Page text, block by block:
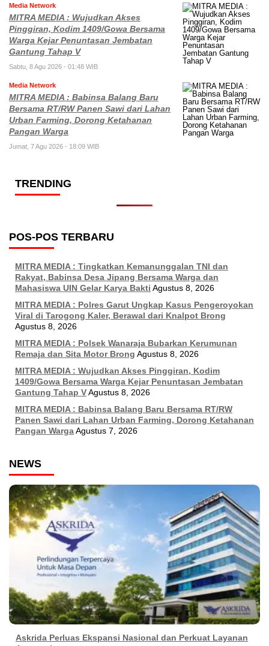
Media Network
MITRA MEDIA : Wujudkan Akses
Pinggiran, Kodim 1409/Gowa Bersama
Warga Kejar Penuntasan Jembatan
Gantung Tahap V
Sabtu, 8 Agu 2026 - 01:48 WIB
Media Network
MITRA MEDIA : Babinsa Balang Baru
Bersama RT/RW Panen Sawi dari Lahan
Urban Farming, Dorong Ketahanan
Pangan Warga
Jumat, 7 Agu 2026 - 18:09 WIB
TRENDING
POS-POS TERBARU
MITRA MEDIA : Tingkatkan Kemanunggalan TNI dan
Rakyat, Babinsa Desa Jipang Bersama Warga dan
Mahasiswa UIN Gelar Karya Bakti Agustus 8, 2026
MITRA MEDIA : Polres Garut Ungkap Kasus Pengeroyokan
Viral di Tarogong Kaler, Berawal dari Knalpot Brong
Agustus 8, 2026
MITRA MEDIA : Polsek Wanaraja Bubarkan Kerumunan
Remaja dan Sita Motor Brong Agustus 8, 2026
MITRA MEDIA : Wujudkan Akses Pinggiran, Kodim
1409/Gowa Bersama Warga Kejar Penuntasan Jembatan
Gantung Tahap VAgustus 8, 2026
MITRA MEDIA : Babinsa Balang Baru Bersama RT/RW
Panen Sawi dari Lahan Urban Farming, Dorong Ketahanan
Pangan WargaAgustus 7, 2026
NEWS
Askrida Perluas Ekspansi Nasional dan Perkuat Layanan